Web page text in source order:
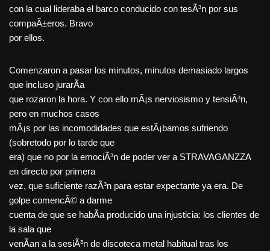
con la cual lideraba el barco conducido con tesÃ³n por sus
compaÃ±eros. Bravo
por ellos.
Comenzaron a pasar los minutos, minutos demasiado largos
que incluso jurarÃ­a
que rozaron la hora. Y con ello mÃ¡s nerviosismo y tensiÃ³n,
pero en muchos casos
mÃ¡s por las incomodidades que estÃ¡bamos sufriendo
(sobretodo por lo tarde que
era) que no por la emociÃ³n de poder ver a STRAVAGANZZA
en directo por primera
vez, que suficiente razÃ³n para estar expectante ya era. De
golpe comencÃ© a darme
cuenta de que se habÃ­a producido una injusticia: los clientes de
la sala que
venÃ­an a la sesiÃ³n de discoteca metal habitual tras los